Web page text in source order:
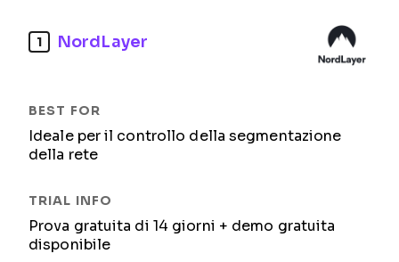
1 NordLayer
Ideale per il controllo della segmentazione
della rete
Prova gratuita di 14 giorni + demo gratuita
disponibile